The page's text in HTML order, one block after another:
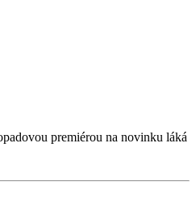
premiérou na novinku láká